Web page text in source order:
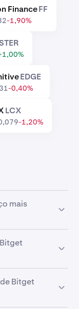
FinanceFF
-1,90%
EDGE
-0,40%
LCX
-1,20%
mais
se o preço
optam
Bitget